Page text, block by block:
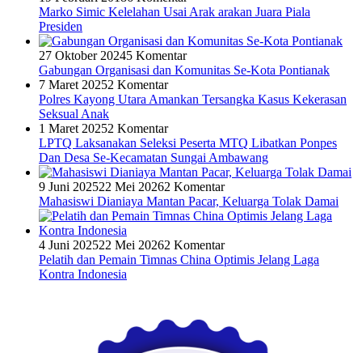
Marko Simic Kelelahan Usai Arak arakan Juara Piala
Presiden
27 Oktober 20245 Komentar
Gabungan Organisasi dan Komunitas Se-Kota Pontianak
7 Maret 20252 Komentar
Polres Kayong Utara Amankan Tersangka Kasus Kekerasan
Seksual Anak
1 Maret 20252 Komentar
LPTQ Laksanakan Seleksi Peserta MTQ Libatkan Ponpes
Dan Desa Se-Kecamatan Sungai Ambawang
9 Juni 202522 Mei 20262 Komentar
Mahasiswi Dianiaya Mantan Pacar, Keluarga Tolak Damai
4 Juni 202522 Mei 20262 Komentar
Pelatih dan Pemain Timnas China Optimis Jelang Laga
Kontra Indonesia